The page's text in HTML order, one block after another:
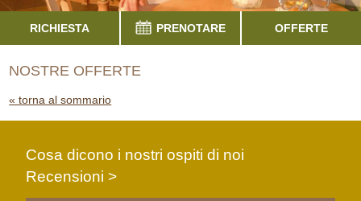
RICHIESTA PRENOTARE OFFERTE
NOSTRE OFFERTE
« torna al sommario
Cosa dicono i nostri ospiti di noi
Recensioni >